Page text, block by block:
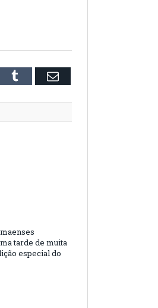
Tumblr Email
tarde de muita
especial do